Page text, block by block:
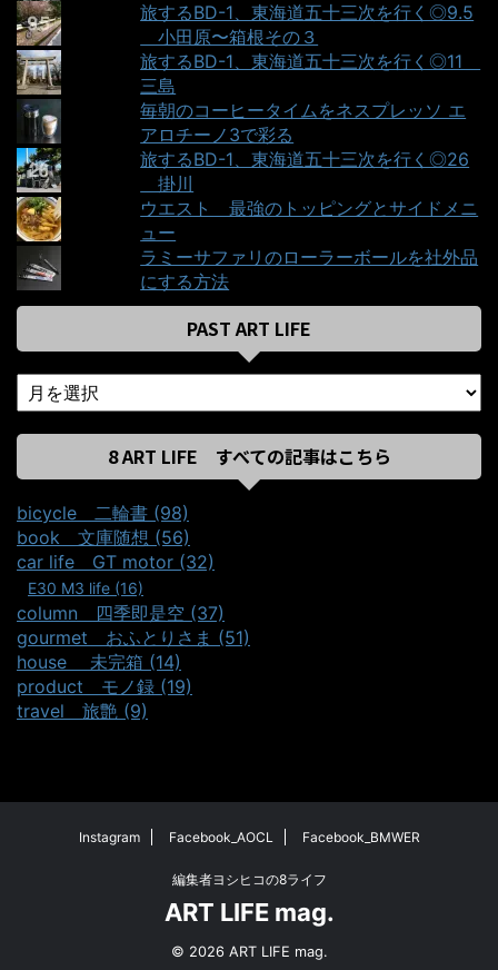
旅するBD-1、東海道五十三次を行く◎9.5
＿小田原〜箱根その３
旅するBD-1、東海道五十三次を行く◎11＿
三島
毎朝のコーヒータイムをネスプレッソ エ
アロチーノ3で彩る
旅するBD-1、東海道五十三次を行く◎26
＿掛川
ウエスト＿最強のトッピングとサイドメニ
ュー
ラミーサファリのローラーボールを社外品
にする方法
PAST ART LIFE
8 ART LIFE すべての記事はこちら
bicycle＿二輪書 (98)
book＿文庫随想 (56)
car life＿GT motor (32)
E30 M3 life (16)
column＿四季即是空 (37)
gourmet＿おふとりさま (51)
house ＿未完箱 (14)
product＿モノ録 (19)
travel＿旅艶 (9)
Instagram Facebook_AOCL Facebook_BMWER
編集者ヨシヒコの8ライフ
ART LIFE mag.
© 2026 ART LIFE mag.